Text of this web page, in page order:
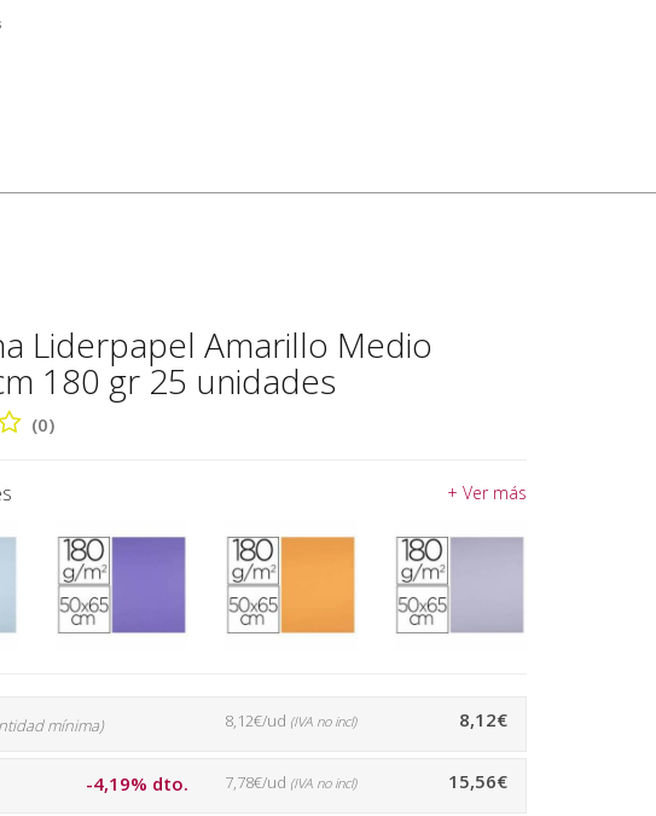
Liderpapel Amarillo Medio
180 gr 25 unidades
(0)
+ Ver más
mínima) 8,12€
8,12€/ud (IVA no incl)
-4,19% dto. 15,56€
7,78€/ud (IVA no incl)